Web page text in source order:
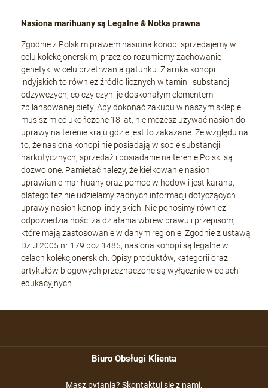
Nasiona marihuany są Legalne & Notka prawna
Zgodnie z Polskim prawem nasiona konopi sprzedajemy w
celu kolekcjonerskim, przez co rozumiemy zachowanie
genetyki w celu przetrwania gatunku. Ziarnka konopi
indyjskich to również źródło licznych witamin i substancji
odżywczych, co czy czyni je doskonałym elementem
zbilansowanej diety. Aby dokonać zakupu w naszym sklepie
musisz mieć ukończone 18 lat, nie możesz używać nasion do
uprawy na terenie kraju gdzie jest to zakazane. Ze względu na
to, że nasiona konopi nie posiadają w sobie substancji
narkotycznych, sprzedaż i posiadanie na terenie Polski są
dozwolone. Pamiętać należy, że kiełkowanie nasion,
uprawianie marihuany oraz pomoc w hodowli jest karana,
dlatego też nie udzielamy żadnych informacji dotyczących
uprawy nasion konopi indyjskich. Nie ponosimy również
odpowiedzialności za działania wbrew prawu i przepisom,
które mają zastosowanie w danym regionie. Zgodnie z ustawą
Dz.U.2005 nr 179 poz.1485, nasiona konopi są legalne w
celach kolekcjonerskich. Opisy produktów, kategorii oraz
artykułów blogowych przeznaczone są wyłącznie w celach
edukacyjnych.
Biuro Obsługi Klienta
Masz pytania? Skontaktuj się z nami,